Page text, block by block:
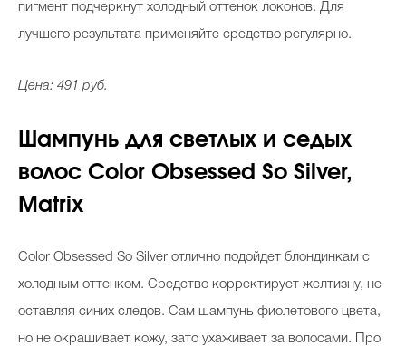
пигмент подчеркнут холодный оттенок локонов. Для
лучшего результата применяйте средство регулярно.
Цена: 491 руб.
Шампунь для светлых и седых
волос Color Obsessed So Silver,
Matrix
Color Obsessed So Silver отлично подойдет блондинкам с
холодным оттенком. Средство корректирует желтизну, не
оставляя синих следов. Сам шампунь фиолетового цвета,
но не окрашивает кожу, зато ухаживает за волосами. Про